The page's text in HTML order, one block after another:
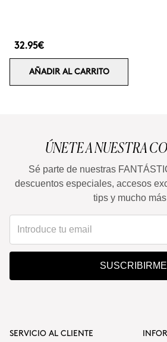
32.95€
AÑADIR AL CARRITO
ÚNETE A NUESTRA
Sé parte de nuestras
descuentos especiales, accesos
tips y mucho
SUSCRIBIRME
SERVICIO AL CLIENTE